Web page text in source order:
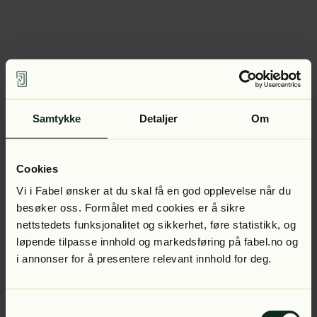
Samtykke Detaljer Om
Cookies
Vi i Fabel ønsker at du skal få en god opplevelse når du
besøker oss. Formålet med cookies er å sikre
nettstedets funksjonalitet og sikkerhet, føre statistikk, og
løpende tilpasse innhold og markedsføring på fabel.no og
i annonser for å presentere relevant innhold for deg.